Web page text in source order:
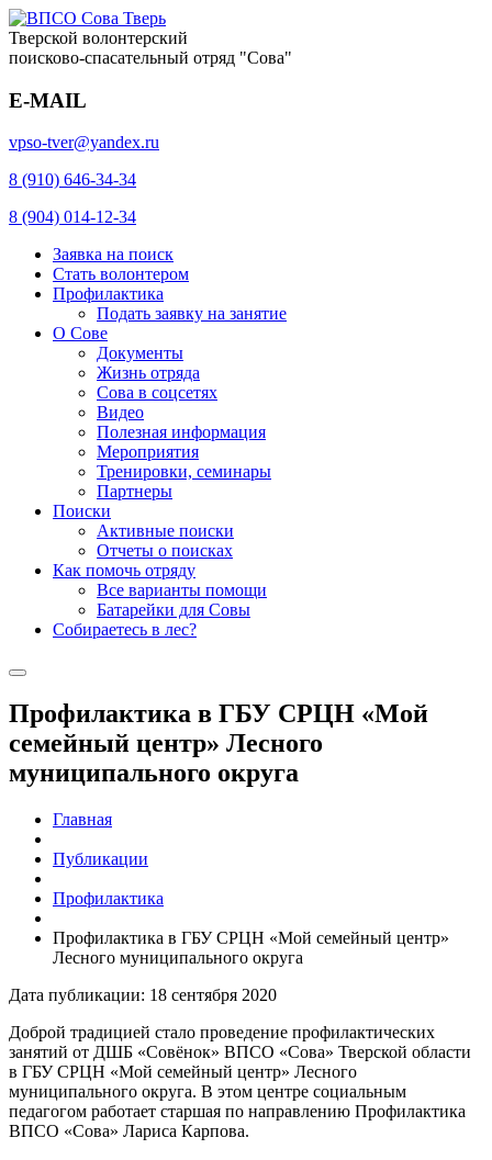
Тверской волонтерский
поисково-спасательный отряд "Сова"
E-MAIL
vpso-tver@yandex.ru
8 (910) 646-34-34
8 (904) 014-12-34
Заявка на поиск
Стать волонтером
Профилактика
Подать заявку на занятие
О Сове
Документы
Жизнь отряда
Сова в соцсетях
Видео
Полезная информация
Мероприятия
Тренировки, семинары
Партнеры
Поиски
Активные поиски
Отчеты о поисках
Как помочь отряду
Все варианты помощи
Батарейки для Совы
Собираетесь в лес?
Профилактика в ГБУ СРЦН «Мой
семейный центр» Лесного
муниципального округа
Главная
Публикации
Профилактика
Профилактика в ГБУ СРЦН «Мой семейный центр»
Лесного муниципального округа
Дата публикации: 18 сентября 2020
Доброй традицией стало проведение профилактических
занятий от ДШБ «Совёнок» ВПСО «Сова» Тверской области
в ГБУ СРЦН «Мой семейный центр» Лесного
муниципального округа. В этом центре социальным
педагогом работает старшая по направлению Профилактика
ВПСО «Сова» Лариса Карпова.